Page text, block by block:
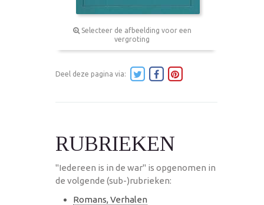
Selecteer de afbeelding voor een
vergroting
Deel deze pagina via:
RUBRIEKEN
"Iedereen is in de war" is opgenomen in
de volgende (sub-)rubrieken:
Romans, Verhalen